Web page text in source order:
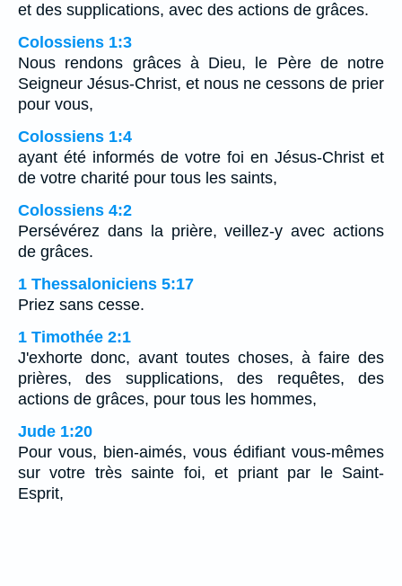
et des supplications, avec des actions de grâces.
Colossiens 1:3
Nous rendons grâces à Dieu, le Père de notre
Seigneur Jésus-Christ, et nous ne cessons de prier
pour vous,
Colossiens 1:4
ayant été informés de votre foi en Jésus-Christ et
de votre charité pour tous les saints,
Colossiens 4:2
Persévérez dans la prière, veillez-y avec actions
de grâces.
1 Thessaloniciens 5:17
Priez sans cesse.
1 Timothée 2:1
J'exhorte donc, avant toutes choses, à faire des
prières, des supplications, des requêtes, des
actions de grâces, pour tous les hommes,
Jude 1:20
Pour vous, bien-aimés, vous édifiant vous-mêmes
sur votre très sainte foi, et priant par le Saint-
Esprit,